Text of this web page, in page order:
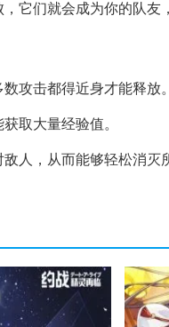
它们就会成为你的队友
攻击都得近身才能释放。
取大量经验值。
人，从而能够轻松消灭